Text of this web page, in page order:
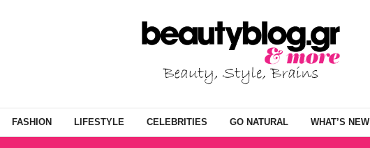
FASHION LIFESTYLE CELEBRITIES GO NATURAL WHAT’S NEW